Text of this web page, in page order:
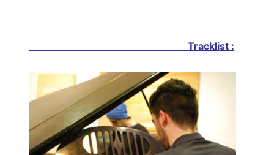
Tracklist :